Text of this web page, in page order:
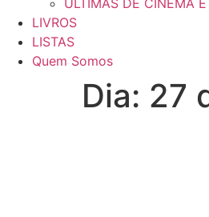
ÚLTIMAS DE CINEMA
LIVROS
LISTAS
Quem Somos
Dia: 27